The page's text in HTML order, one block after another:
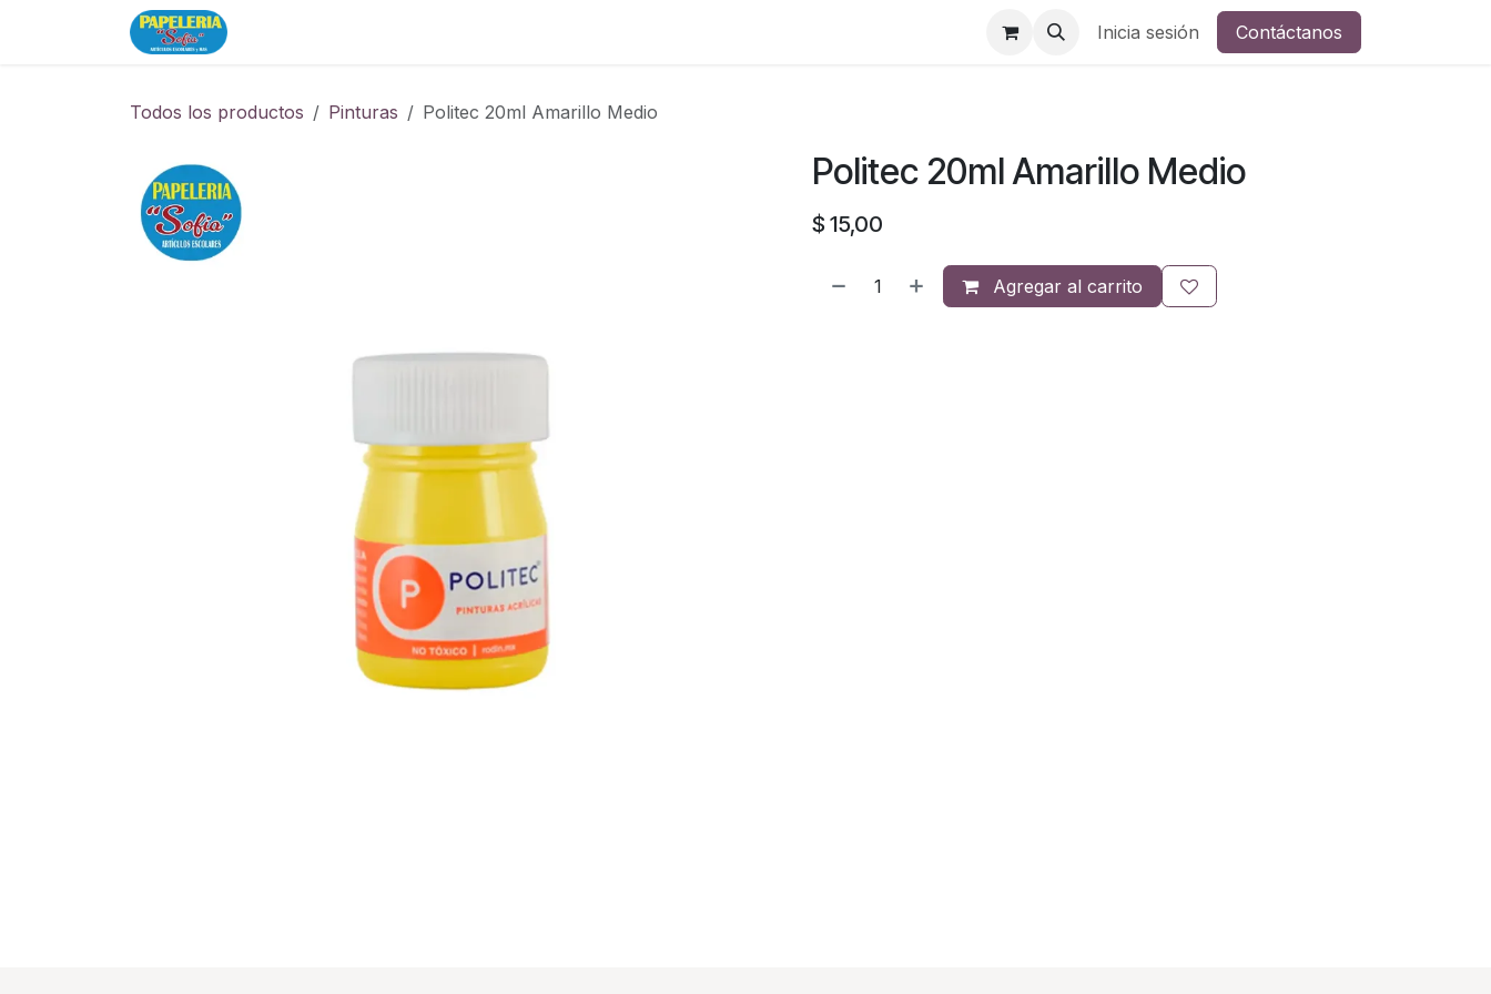
Inicia sesión Contáctanos
Todos los productos Pinturas Politec 20ml Amarillo Medio
Politec 20ml Amarillo Medio
$ 15,00
Agregar al carrito